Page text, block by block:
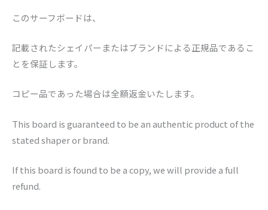
このサーフボードは、
記載されたシェイパーまたはブランドによる正規品であるこ
とを保証します。
コピー品であった場合は全額返金いたします。
This board is guaranteed to be an authentic product of the
stated shaper or brand.
If this board is found to be a copy, we will provide a full
refund.